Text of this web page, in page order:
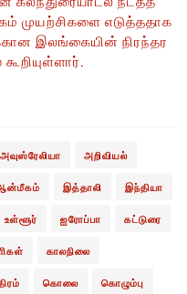
முயற்சிகளை எடுத்ததாக
இலங்கையின் நிரந்தர
அவுஸ்ரேலியா அறிவியல்
இத்தாலி இந்தியா
உள்ளூர் ஐரோப்பா கட்டுரை
காலநிலை
கொலை கொழும்பு